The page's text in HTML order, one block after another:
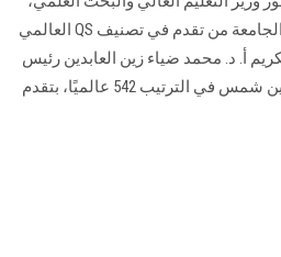
جامعة عين شمس لما حققته الجامعة من تقدم في تصنيف QS العالمي
2025 تسلم التكريم أ. د. محمد ضياء زين العابدين رئيس
الجامعة، حيث جاءت جامعة عين شمس في الترتيب 542 عالميًا، بتقدم